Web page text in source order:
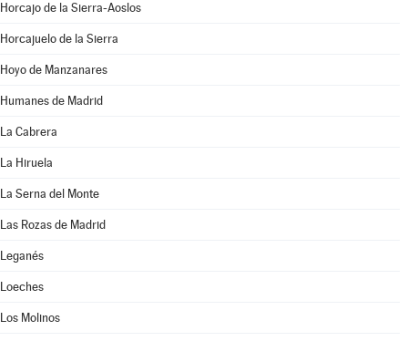
Horcajo de la Sierra-Aoslos
Horcajuelo de la Sierra
Hoyo de Manzanares
Humanes de Madrid
La Cabrera
La Hiruela
La Serna del Monte
Las Rozas de Madrid
Leganés
Loeches
Los Molinos